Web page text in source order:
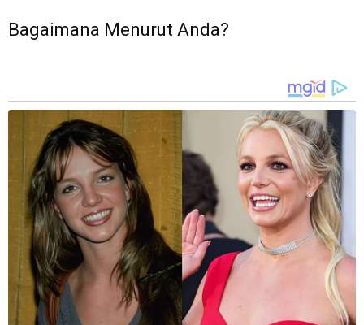
Bagaimana Menurut Anda?